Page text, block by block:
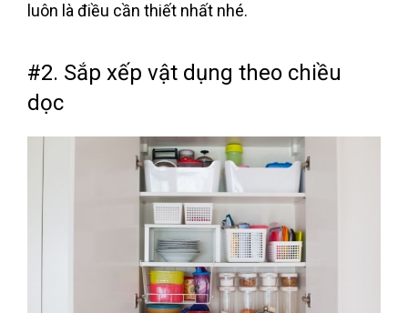
luôn là điều cần thiết nhất nhé.
#2. Sắp xếp vật dụng theo chiều
dọc